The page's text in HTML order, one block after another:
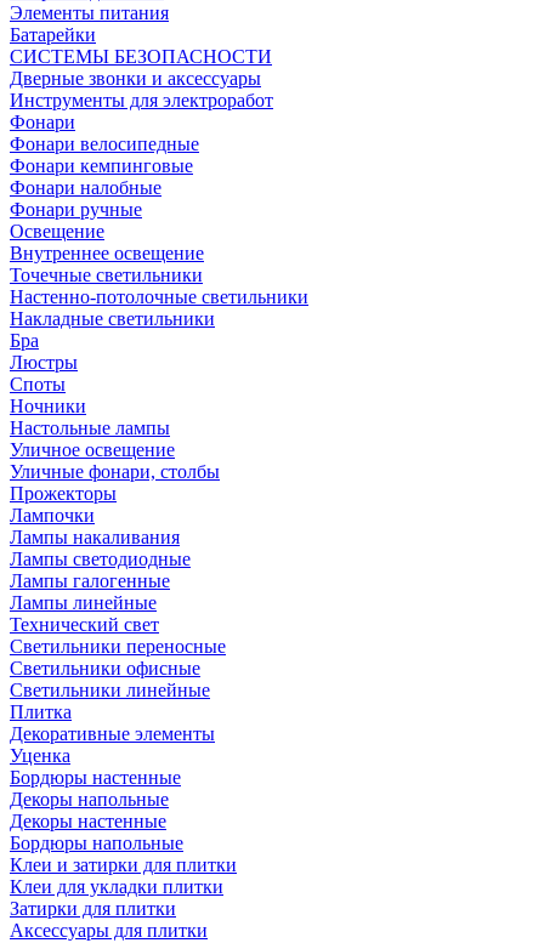
Элементы питания
Батарейки
СИСТЕМЫ БЕЗОПАСНОСТИ
Дверные звонки и аксессуары
Инструменты для электроработ
Фонари
Фонари велосипедные
Фонари кемпинговые
Фонари налобные
Фонари ручные
Освещение
Внутреннее освещение
Точечные светильники
Настенно-потолочные светильники
Накладные светильники
Бра
Люстры
Споты
Ночники
Настольные лампы
Уличное освещение
Уличные фонари, столбы
Прожекторы
Лампочки
Лампы накаливания
Лампы светодиодные
Лампы галогенные
Лампы линейные
Технический свет
Светильники переносные
Светильники офисные
Светильники линейные
Плитка
Декоративные элементы
Уценка
Бордюры настенные
Декоры напольные
Декоры настенные
Бордюры напольные
Клеи и затирки для плитки
Клеи для укладки плитки
Затирки для плитки
Аксессуары для плитки